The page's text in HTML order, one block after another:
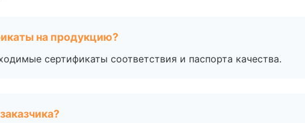
на продукцию?
сертификаты соответствия и паспорта качества.